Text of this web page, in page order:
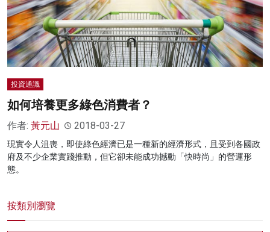
投資通識
如何培養更多綠色消費者？
作者: 黃元山 2018-03-27
現實令人沮喪，即使綠色經濟已是一種新的經濟形式，且受到各國政
府及不少企業實踐推動，但它卻未能成功撼動「快時尚」的營運形
態。
按類別瀏覽